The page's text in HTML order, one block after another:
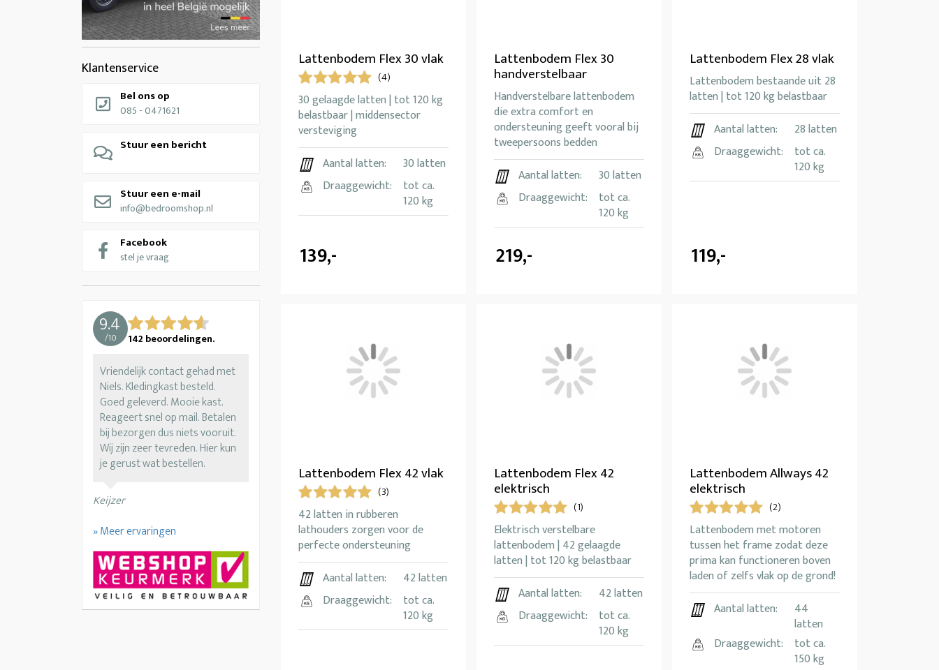
Klantenservice
Bel ons op
085 - 0471621
Stuur een bericht
Stuur een e-mail
info@bedroomshop.nl
Facebook
stel je vraag
9.4
/10 142 beoordelingen.
Vriendelijk contact gehad met
Niels. Kledingkast besteld.
Goed geleverd. Mooie kast.
Reageert snel op mail. Betalen
bij bezorgen dus niets vooruit.
Wij zijn zeer tevreden. Hier kun
je gerust wat bestellen.
Keijzer
» Meer ervaringen
Lattenbodem Flex 30 vlak
(4)
30 gelaagde latten | tot 120 kg
belastbaar | middensector
versteviging
Aantal latten:
30 latten
Draaggewicht:
tot ca.
120 kg
139,-
Lattenbodem Flex 30
handverstelbaar
Handverstelbare lattenbodem
die extra comfort en
ondersteuning geeft vooral bij
tweepersoons bedden
Aantal latten:
30 latten
Draaggewicht:
tot ca.
120 kg
219,-
Lattenbodem Flex 28 vlak
Lattenbodem bestaande uit 28
latten | tot 120 kg belastbaar
Aantal latten:
28 latten
Draaggewicht:
tot ca.
120 kg
119,-
Lattenbodem Flex 42 vlak
(3)
42 latten in rubberen
lathouders zorgen voor de
perfecte ondersteuning
Aantal latten:
42 latten
Draaggewicht:
tot ca.
120 kg
Lattenbodem Flex 42
elektrisch
(1)
Elektrisch verstelbare
lattenbodem | 42 gelaagde
latten | tot 120 kg belastbaar
Aantal latten:
42 latten
Draaggewicht:
tot ca.
120 kg
Lattenbodem Allways 42
elektrisch
(2)
Lattenbodem met motoren
tussen het frame zodat deze
prima kan functioneren boven
laden of zelfs vlak op de grond!
Aantal latten:
44
latten
Draaggewicht:
tot ca.
150 kg